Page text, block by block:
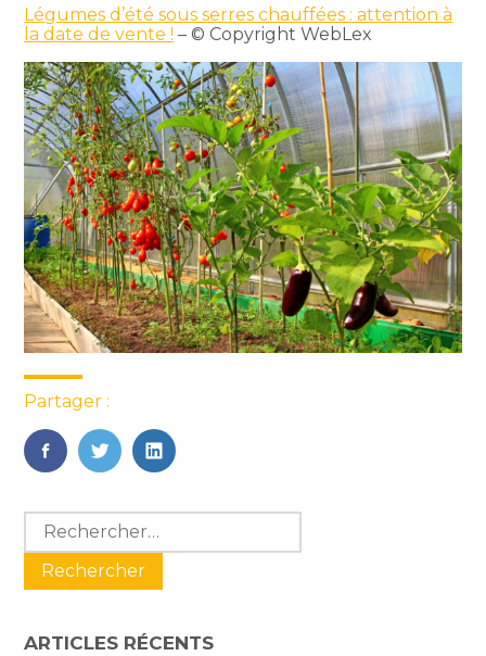
Légumes d’été sous serres chauffées : attention à
la date de vente ! – © Copyright WebLex
Partager :
FaceBook
TwitterLinkedIn
Blog
sidebar
Rechercher :
ARTICLES RÉCENTS